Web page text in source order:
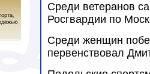
Среди ветеранов
Росгвардии по
Среди женщин
первенствовал